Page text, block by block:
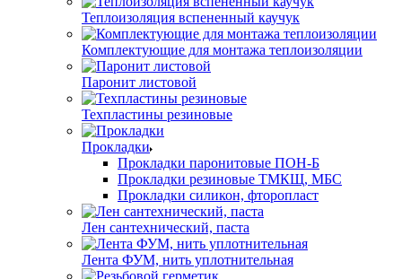
Теплоизоляция вспененный каучук
Комплектующие для монтажа теплоизоляции
Паронит листовой
Техпластины резиновые
Прокладки
Прокладки паронитовые ПОН-Б
Прокладки резиновые ТМКЩ, МБС
Прокладки силикон, фторопласт
Лен сантехнический, паста
Лента ФУМ, нить уплотнительная